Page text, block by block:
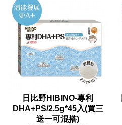
日比野HIBINO-專利
DHA+PS/2.5g*45入(買三
送一可混搭)